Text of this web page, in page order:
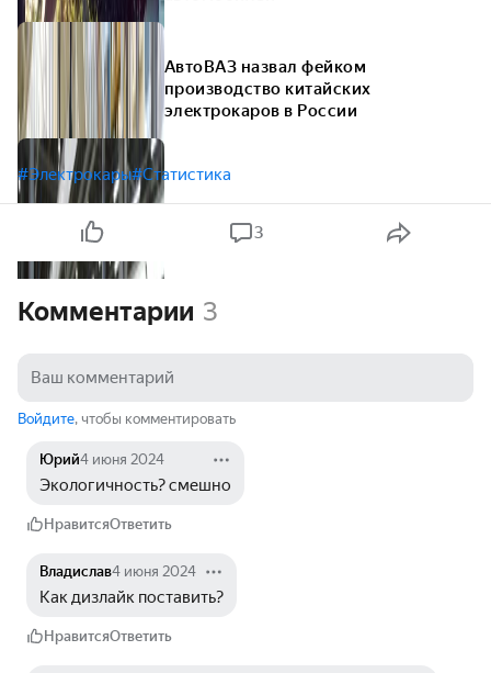
АвтоВАЗ назвал фейком
производство китайских
электрокаров в России
#Электрокары#Статистика
3
Комментарии 3
Войдите, чтобы комментировать
Юрий4 июня 2024
Экологичность? смешно
НравитсяОтветить
Владислав4 июня 2024
Как дизлайк поставить?
НравитсяОтветить